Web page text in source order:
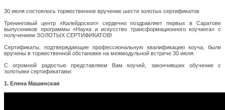
30 июля состоялось торжественное вручение шести золотых сертификатов
Тренинговый центр «Калейдоскоп» сердечно поздравляет первых в Саратове
выпускников программы «Наука и искусство трансформационного коучинга» с
получением ЗОЛОТЫХ СЕРТИФИКАТОВ!
Сертификаты, подтверждающие профессиональную квалификацию коуча, были
вручены в торжественной обстановке на межмодульной встрече 30 июля.
С огромной радостью представляем Вам коучей, закончивших обучение с
золотыми сертификатами:
1. Елена Машинская